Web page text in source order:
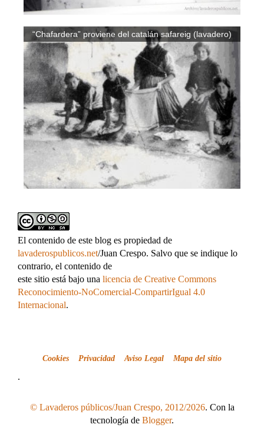
“Chafardera” proviene del catalán safareig (lavadero)
El contenido de este blog es propiedad de
lavaderospublicos.net/Juan Crespo. Salvo que se indique lo
contrario, el contenido de
este sitio está bajo una licencia de Creative Commons
Reconocimiento-NoComercial-CompartirIgual 4.0
Internacional.
Cookies Privacidad Aviso Legal Mapa del sitio
.
© Lavaderos públicos/Juan Crespo, 2012/2026. Con la
tecnología de Blogger.